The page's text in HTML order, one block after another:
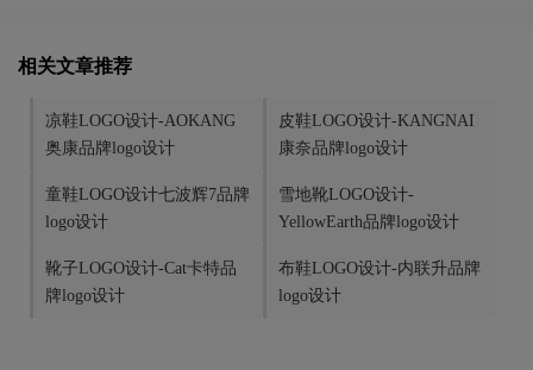
相关文章推荐
凉鞋LOGO设计-AOKANG
奥康品牌logo设计
皮鞋LOGO设计-KANGNAI
康奈品牌logo设计
童鞋LOGO设计七波辉7品牌
logo设计
雪地靴LOGO设计-
YellowEarth品牌logo设计
靴子LOGO设计-Cat卡特品
牌logo设计
布鞋LOGO设计-内联升品牌
logo设计